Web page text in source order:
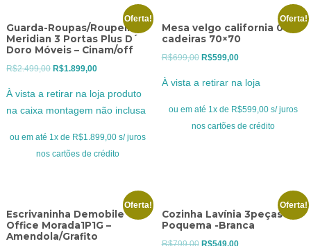
Oferta!
Guarda-Roupas/Roupeiro
Meridian 3 Portas Plus D´
Doro Móveis – Cinam/off
R$2.499,00 O
R$2.499,00.
R$1.899,00O
atual
R$1.899,00.
À vista a retirar na loja produto
na caixa montagem não inclusa
ou em até 1x de R$1.899,00 s/ juros
nos cartões de crédito
Oferta!
Mesa velgo california 04
cadeiras 70×70
R$699,00 O
era:
R$699,00.
R$599,00O
atual
é:
R$599,00.
À vista a retirar na loja
ou em até 1x de R$599,00 s/ juros
nos cartões de crédito
Oferta!
Escrivaninha Demobile
Office Morada1P1G –
Amendola/Grafito
Oferta!
Cozinha Lavínia 3peças
Poquema -Branca
R$799,00 O
R$549,00O